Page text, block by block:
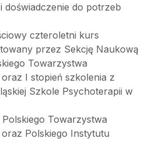
doświadczenie do potrzeb
czteroletni kurs
przez Sekcję Naukową
Towarzystwa
I stopień szkolenia z
Szkole Psychoterapii w
Towarzystwa
Polskiego Instytutu